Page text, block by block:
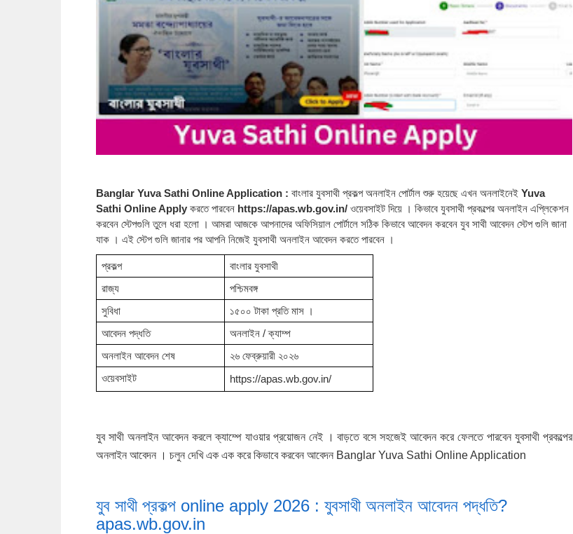
Banglar Yuva Sathi Online Application : বাংলার যুবসাথী প্রকল্প অনলাইন পোর্টাল শুরু হয়েছে এখন অনলাইনেই Yuva
Sathi Online Apply করতে পারবেন https://apas.wb.gov.in/ ওয়েবসাইট দিয়ে । কিভাবে যুবসাথী প্রকল্পের অনলাইন এপ্লিকেশন
করবেন স্টেপগুলি তুলে ধরা হলো । আমরা আজকে আপনাদের অফিসিয়াল পোর্টালে সঠিক কিভাবে আবেদন করবেন যুব সাথী আবেদন স্টেপ গুলি জানা
যাক । এই স্টেপ গুলি জানার পর আপনি নিজেই যুবসাথী অনলাইন আবেদন করতে পারবেন ।
প্রকল্প
বাংলার যুবসাথী
রাজ্য
পশ্চিমবঙ্গ
সুবিধা
১৫০০ টাকা প্রতি মাস ।
আবেদন পদ্ধতি
অনলাইন / ক্যাম্প
অনলাইন আবেদন শেষ
২৬ ফেব্রুয়ারী ২০২৬
ওয়েবসাইট
https://apas.wb.gov.in/
যুব সাথী অনলাইন আবেদন করলে ক্যাম্পে যাওয়ার প্রয়োজন নেই । বাড়তে বসে সহজেই আবেদন করে ফেলতে পারবেন যুবসাথী প্রকল্পের
অনলাইন আবেদন । চলুন দেখি এক এক করে কিভাবে করবেন আবেদন Banglar Yuva Sathi Online Application
যুব সাথী প্রকল্প online apply 2026 : যুবসাথী অনলাইন আবেদন পদ্ধতি?
apas.wb.gov.in